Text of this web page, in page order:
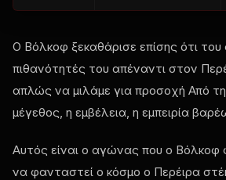
Ο Βόλκοφ ξεκαθάρισε επίσης ότι του
πιθανότητές του απέναντι στον
απλώς να μιλάμε για προσοχή Από
μέγεθος, η εμβέλεια, η εμπειρία
Αυτός είναι ο αγώνας που ο Βόλκοφ
να φανταστεί ο κόσμο ο Περέιρα